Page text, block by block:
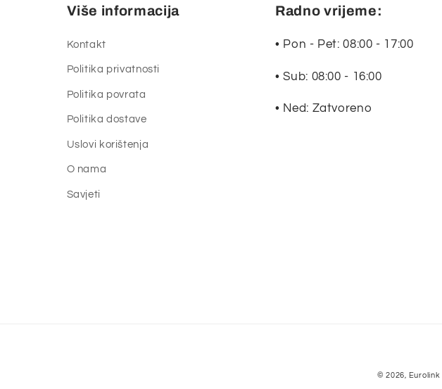
Više informacija
Kontakt
Politika privatnosti
Politika povrata
Politika dostave
Uslovi korištenja
O nama
Savjeti
Radno vrijeme:
• Pon - Pet: 08:00 - 17:00
• Sub: 08:00 - 16:00
• Ned: Zatvoreno
© 2026, Eurolink